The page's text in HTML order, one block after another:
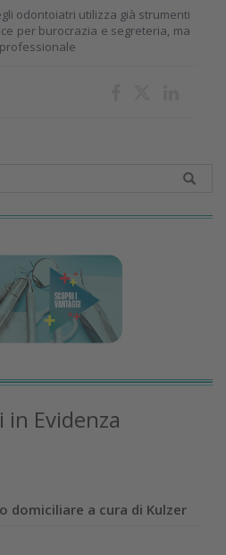
odontoiatri utilizza già strumenti
per burocrazia e segreteria, ma
in Evidenza
domiciliare a cura di Kulzer